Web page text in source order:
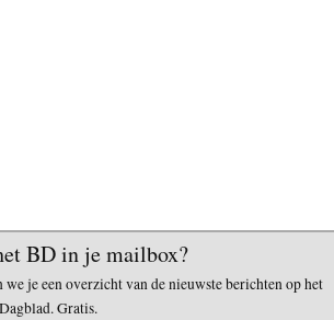
BD in je mailbox?
we je een overzicht van de nieuwste berichten op het
Gratis.